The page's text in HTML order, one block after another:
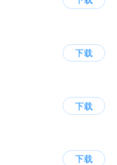
下载
下载
下载